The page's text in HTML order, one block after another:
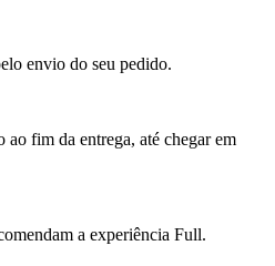
envio do seu pedido.
fim da entrega, até chegar em
a experiência Full.